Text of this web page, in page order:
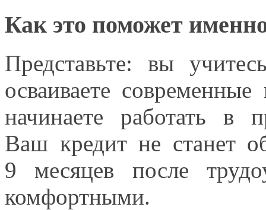
Как это поможет
Представьте:вы
осваиваете
начинаете работатьв
Ваш кредит не станет
9 месяцев после
комфортными.